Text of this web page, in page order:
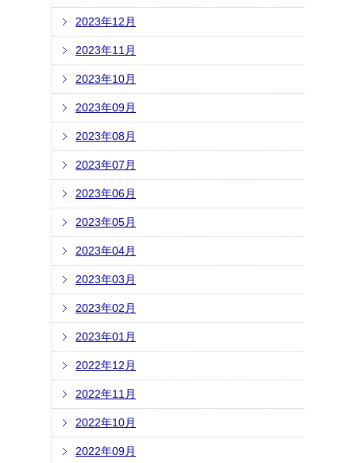
2023年12月
2023年11月
2023年10月
2023年09月
2023年08月
2023年07月
2023年06月
2023年05月
2023年04月
2023年03月
2023年02月
2023年01月
2022年12月
2022年11月
2022年10月
2022年09月